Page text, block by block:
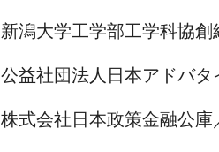
新潟大学工学部工学科協創
公益社団法人日本アドバ
株式会社日本政策金融公庫